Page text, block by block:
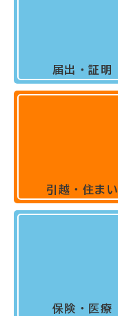
届出・証明
引越・住まい
保険・医療